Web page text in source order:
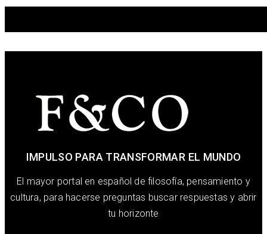
IMPULSO PARA TRANSFORMAR EL MUNDO
El mayor portal en español de filosofía, pensamiento y
cultura, para hacerse preguntas buscar respuestas y abrir
tu horizonte